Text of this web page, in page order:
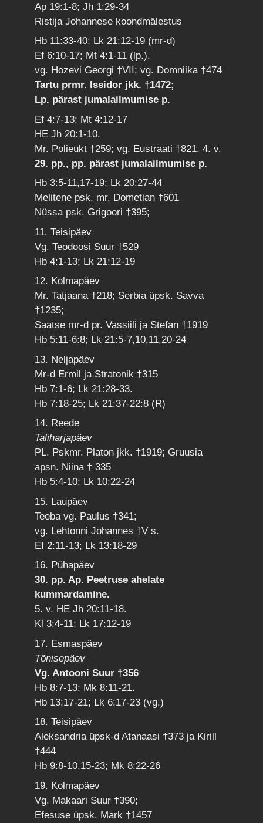
Ap 19:1-8; Jh 1:29-34
Ristija Johannese koondmälestus
Hb 11:33-40; Lk 21:12-19 (mr-d)
Ef 6:10-17; Mt 4:1-11 (lp.).
vg. Hozevi Georgi †VII; vg. Domniika †474
Tartu prmr. Issidor jkk. †1472;
Lp. pärast jumalailmumise p.
Ef 4:7-13; Mt 4:12-17
HE Jh 20:1-10.
Mr. Polieukt †259; vg. Eustraati †821. 4. v.
29. pp., pp. pärast jumalailmumise p.
Hb 3:5-11,17-19; Lk 20:27-44
Melitene psk. mr. Dometian †601
Nüssa psk. Grigoori †395;
11. Teisipäev
Vg. Teodoosi Suur †529
Hb 4:1-13; Lk 21:12-19
12. Kolmapäev
Mr. Tatjaana †218; Serbia üpsk. Savva
†1235;
Saatse mr-d pr. Vassiili ja Stefan †1919
Hb 5:11-6:8; Lk 21:5-7,10,11,20-24
13. Neljapäev
Mr-d Ermil ja Stratonik †315
Hb 7:1-6; Lk 21:28-33.
Hb 7:18-25; Lk 21:37-22:8 (R)
14. Reede
Taliharjapäev
PL. Pskmr. Platon jkk. †1919; Gruusia
apsn. Niina † 335
Hb 5:4-10; Lk 10:22-24
15. Laupäev
Teeba vg. Paulus †341;
vg. Lehtonni Johannes †V s.
Ef 2:11-13; Lk 13:18-29
16. Pühapäev
30. pp. Ap. Peetruse ahelate
kummardamine.
5. v. HE Jh 20:11-18.
Kl 3:4-11; Lk 17:12-19
17. Esmaspäev
Tõnisepäev
Vg. Antooni Suur †356
Hb 8:7-13; Mk 8:11-21.
Hb 13:17-21; Lk 6:17-23 (vg.)
18. Teisipäev
Aleksandria üpsk-d Atanaasi †373 ja Kirill
†444
Hb 9:8-10,15-23; Mk 8:22-26
19. Kolmapäev
Vg. Makaari Suur †390;
Efesuse üpsk. Mark †1457